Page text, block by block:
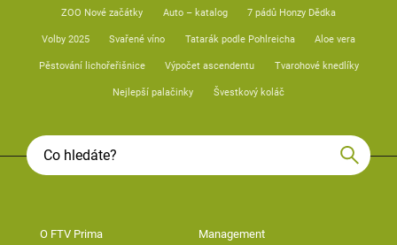
ZOO Nové začátky Auto – katalog 7 pádů Honzy Dědka
Volby 2025 Svařené víno Tatarák podle Pohlreicha Aloe vera
Pěstování lichořeřišnice Výpočet ascendentu Tvarohové knedlíky
Nejlepší palačinky Švestkový koláč
O FTV Prima Management